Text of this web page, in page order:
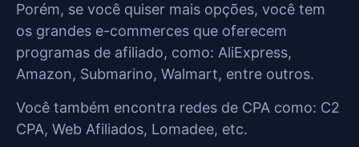
Porém, se você quiser mais opções, você tem
os grandes e-commerces que oferecem
programas de afiliado, como: AliExpress,
Amazon, Submarino, Walmart, entre outros.
Você também encontra redes de CPA como: C2
CPA, Web Afiliados, Lomadee, etc.